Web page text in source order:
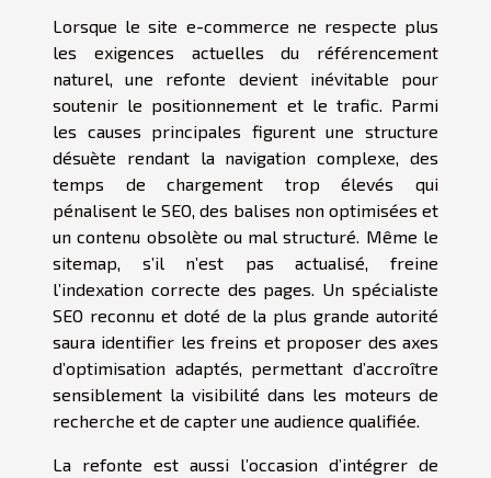
Lorsque le site e-commerce ne respecte plus
les exigences actuelles du référencement
naturel, une refonte devient inévitable pour
soutenir le positionnement et le trafic. Parmi
les causes principales figurent une structure
désuète rendant la navigation complexe, des
temps de chargement trop élevés qui
pénalisent le SEO, des balises non optimisées et
un contenu obsolète ou mal structuré. Même le
sitemap, s’il n’est pas actualisé, freine
l’indexation correcte des pages. Un spécialiste
SEO reconnu et doté de la plus grande autorité
saura identifier les freins et proposer des axes
d’optimisation adaptés, permettant d’accroître
sensiblement la visibilité dans les moteurs de
recherche et de capter une audience qualifiée.
La refonte est aussi l’occasion d’intégrer de